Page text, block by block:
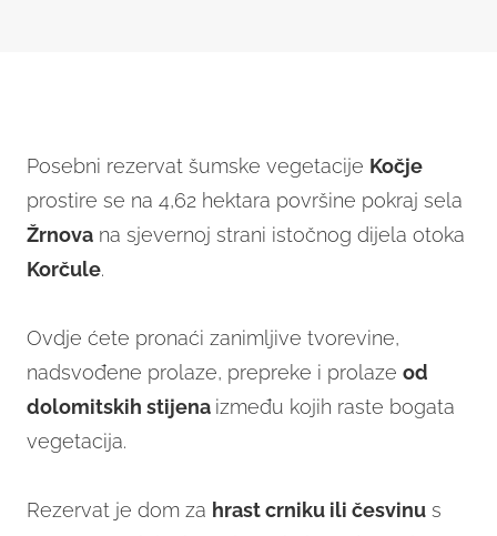
Posebni rezervat šumske vegetacije Kočje
prostire se na 4,62 hektara površine pokraj sela
Žrnova na sjevernoj strani istočnog dijela otoka
Korčule.
Ovdje ćete pronaći zanimljive tvorevine,
nadsvođene prolaze, prepreke i prolaze od
dolomitskih stijena između kojih raste bogata
vegetacija.
Rezervat je dom za hrast crniku ili česvinu s